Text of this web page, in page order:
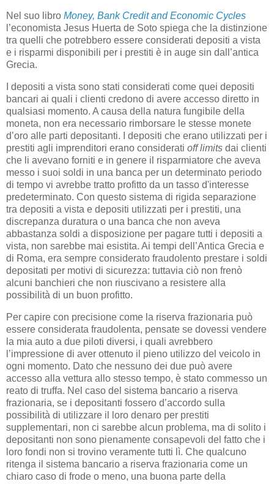
Nel suo libro Money, Bank Credit and Economic Cycles
l’economista Jesus Huerta de Soto spiega che la distinzione
tra quelli che potrebbero essere considerati depositi a vista
e i risparmi disponibili per i prestiti è in auge sin dall’antica
Grecia.
I depositi a vista sono stati considerati come quei depositi
bancari ai quali i clienti credono di avere accesso diretto in
qualsiasi momento. A causa della natura fungibile della
moneta, non era necessario rimborsare le stesse monete
d’oro alle parti depositanti. I depositi che erano utilizzati per i
prestiti agli imprenditori erano considerati off limits dai clienti
che li avevano forniti e in genere il risparmiatore che aveva
messo i suoi soldi in una banca per un determinato periodo
di tempo vi avrebbe tratto profitto da un tasso d'interesse
predeterminato. Con questo sistema di rigida separazione
tra depositi a vista e depositi utilizzati per i prestiti, una
discrepanza duratura o una banca che non aveva
abbastanza soldi a disposizione per pagare tutti i depositi a
vista, non sarebbe mai esistita. Ai tempi dell’Antica Grecia e
di Roma, era sempre considerato fraudolento prestare i soldi
depositati per motivi di sicurezza: tuttavia ciò non frenò
alcuni banchieri che non riuscivano a resistere alla
possibilità di un buon profitto.
Per capire con precisione come la riserva frazionaria può
essere considerata fraudolenta, pensate se dovessi vendere
la mia auto a due piloti diversi, i quali avrebbero
l’impressione di aver ottenuto il pieno utilizzo del veicolo in
ogni momento. Dato che nessuno dei due può avere
accesso alla vettura allo stesso tempo, è stato commesso un
reato di truffa. Nel caso del sistema bancario a riserva
frazionaria, se i depositanti fossero d’accordo sulla
possibilità di utilizzare il loro denaro per prestiti
supplementari, non ci sarebbe alcun problema, ma di solito i
depositanti non sono pienamente consapevoli del fatto che i
loro fondi non si trovino veramente tutti lì. Che qualcuno
ritenga il sistema bancario a riserva frazionaria come un
chiaro caso di frode o meno, una buona parte della